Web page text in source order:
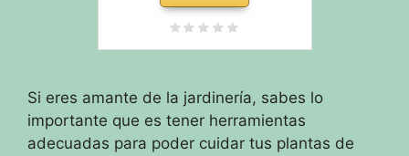
Si eres amante de la jardinería, sabes lo
importante que es tener herramientas
adecuadas para poder cuidar tus plantas de